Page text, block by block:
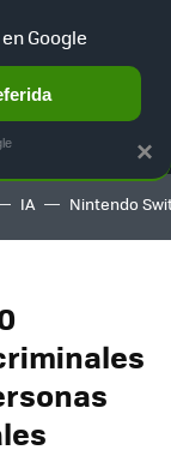
NUEVO
IA Nintendo
×
Google